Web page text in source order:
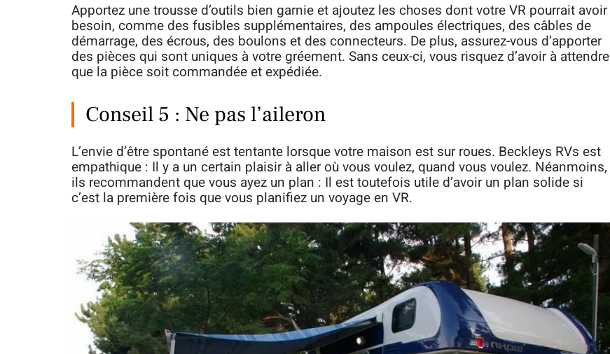
Apportez une trousse d’outils bien garnie et ajoutez les choses dont votre VR pourrait avoir
besoin, comme des fusibles supplémentaires, des ampoules électriques, des câbles de
démarrage, des écrous, des boulons et des connecteurs. De plus, assurez-vous d’apporter
des pièces qui sont uniques à votre gréement. Sans ceux-ci, vous risquez d’avoir à attendre
que la pièce soit commandée et expédiée.
Conseil 5 : Ne pas l’aileron
L’envie d’être spontané est tentante lorsque votre maison est sur roues. Beckleys RVs est
empathique : Il y a un certain plaisir à aller où vous voulez, quand vous voulez. Néanmoins,
ils recommandent que vous ayez un plan : Il est toutefois utile d’avoir un plan solide si
c’est la première fois que vous planifiez un voyage en VR.